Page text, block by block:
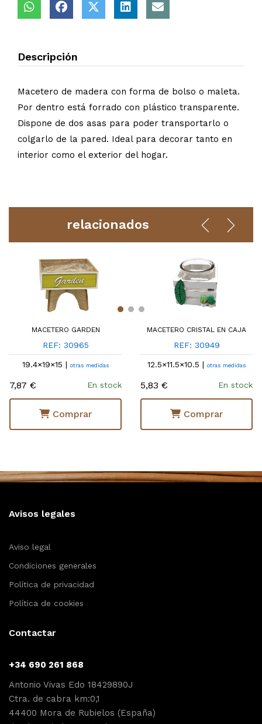
Descripción
Macetero de madera con forma de bolso o maleta.
Por dentro está forrado con plástico transparente.
Dispone de dos asas para poder transportarlo o
colgarlo de la pared. Ideal para decorar tanto en
interior como el exterior del hogar.
relacionados
MACETERO GARDEN
REF: 30965
19.4×19×15 | otras medidas
7,87 € En stock
Comprar
MACETERO CRISTAL EN CAJA
REF: 30949
12.5×11.5×10.5 | otras medidas
5,83 € En stock
Comprar
Avisos legales
Aviso legal
Condiciones generales
Política de privacidad
Política de cookies
Contactar
+34 690 261 868
Antonio Vivas Edo 18429890J
Ctra. de cabra km:0,1
44400 Mora de Rubielos (España)